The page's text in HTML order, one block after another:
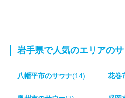
岩手県で人気のエリアの
八幡平市のサウナ(14) 花巻